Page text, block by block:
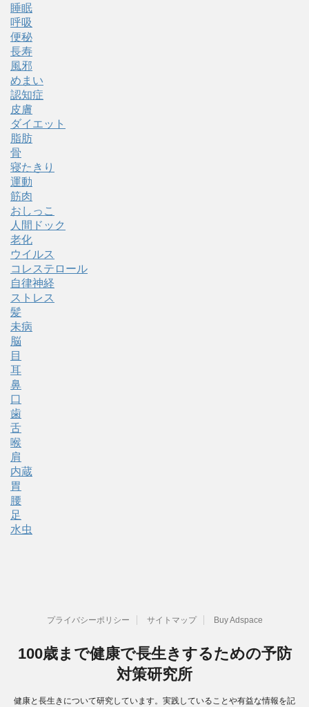
睡眠
呼吸
便秘
長寿
風邪
めまい
認知症
皮膚
ダイエット
脂肪
骨
寝たきり
運動
筋肉
おしっこ
人間ドック
老化
ウイルス
コレステロール
自律神経
ストレス
髪
未病
脳
目
耳
鼻
口
歯
舌
喉
肩
内蔵
胃
腰
足
水虫
プライバシーポリシー サイトマップ Buy Adspace
100歳まで健康で長生きするための予防
対策研究所
健康と長生きについて研究しています。実践していることや有益な情報を記